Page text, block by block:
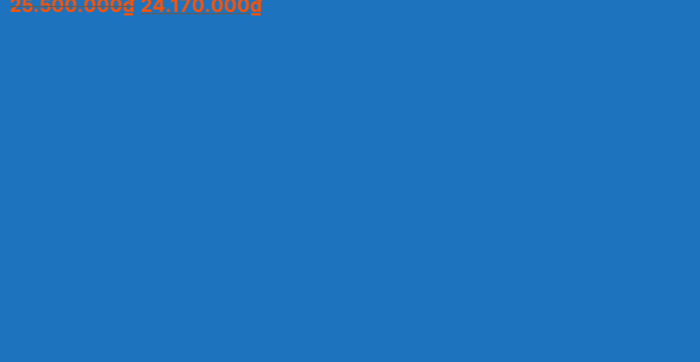
25.500.000₫ 24.170.000₫